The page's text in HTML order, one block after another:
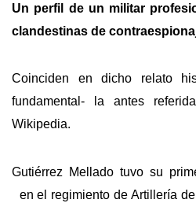
Un perfil de un militar
clandestinas de
Coinciden en dicho relato
fundamental- la antes
Wikipedia.
Gutiérrez Mellado tuvo su
en el regimiento de Artillería